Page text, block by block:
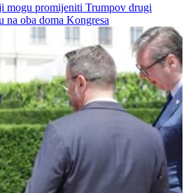
mogu promijeniti Trumpov drugi
na oba doma Kongresa